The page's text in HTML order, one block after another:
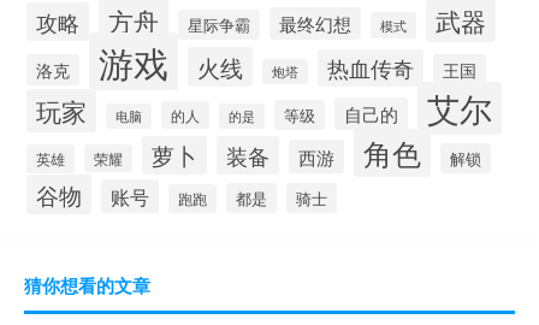
攻略
方舟 星际争霸 最终幻想 模式 武器
洛克 游戏 火线 炮塔 热血传奇 王国
玩家 电脑 的人 的是 等级 自己的 艾尔
英雄 荣耀 萝卜 装备 西游 角色 解锁
谷物 账号 跑跑 都是 骑士
猜你想看的文章